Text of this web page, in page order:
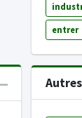
entrer